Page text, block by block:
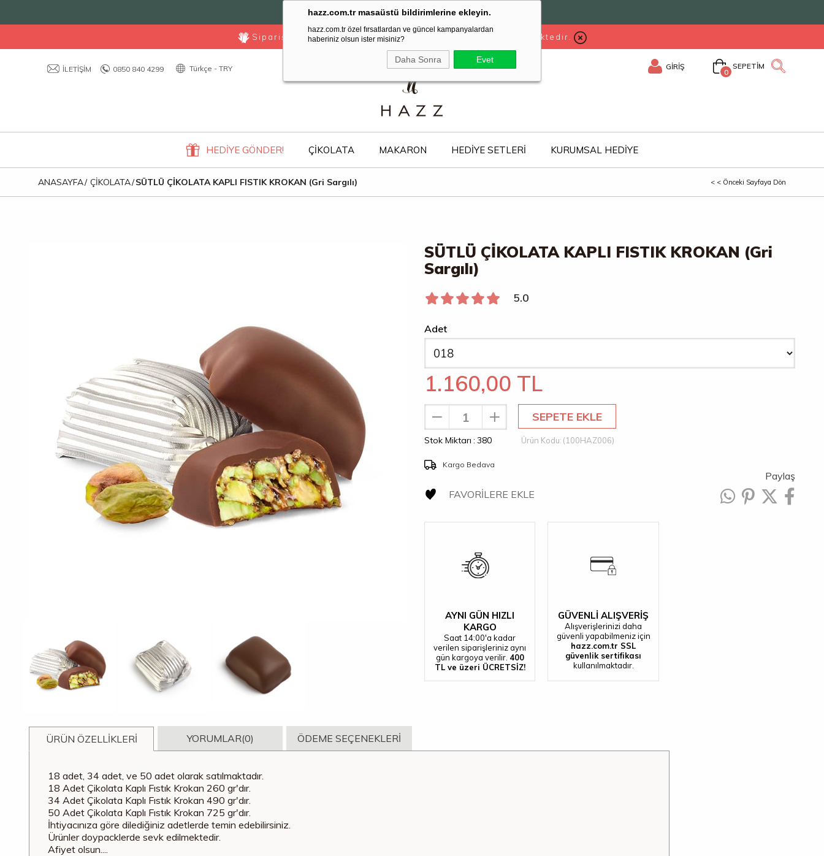
hazz.com.tr masaüstü bildirimlerine ekleyin.
hazz.com.tr özel fırsatlardan ve güncel kampanyalardan
haberiniz olsun ister misiniz?
Daha Sonra Evet
1000 TL ve Üzeri Siparişlerinizde KargoÜCRETSİZ!
Siparişleriniz Hijyen Kurallarına Uygun Şekilde Paketlenmektedir.
İLETİŞİM 0850 840 4299 GİRİŞ
Türkçe - TRY SEPETIM
0
HEDİYE GÖNDER! ÇİKOLATA MAKARON HEDİYE SETLERİ KURUMSAL HEDİYE
ANASAYFA ÇİKOLATA SÜTLÜ ÇİKOLATA KAPLI FISTIK KROKAN (Gri Sargılı) < < Önceki Sayfaya Dön
SÜTLÜ ÇİKOLATA KAPLI FISTIK KROKAN (Gri
Sargılı)
5.0
Adet
1.160,00 TL
Stok Miktarı : 380 (100HAZ006)
Kargo Bedava
FAVORILERE EKLE
Paylaş
AYNI GÜN HIZLI
KARGO
Saat 14:00'a kadar
verilen siparişleriniz aynı
gün kargoya verilir. 400
TL ve üzeri ÜCRETSİZ!
GÜVENLİ ALIŞVERİŞ
Alışverişlerinizi daha
güvenli yapabilmeniz için
hazz.com.tr SSL
güvenlik sertifikası
kullanılmaktadır.
ÜRÜN ÖZELLIKLERI YORUMLAR(0) ÖDEME SEÇENEKLERI
18 adet, 34 adet, ve 50 adet olarak satılmaktadır.
18 Adet Çikolata Kaplı Fıstık Krokan 260 gr'dır.
34 Adet Çikolata Kaplı Fıstık Krokan 490 gr'dır.
50 Adet Çikolata Kaplı Fıstık Krokan 725 gr'dır.
İhtiyacınıza göre dilediğiniz adetlerde temin edebilirsiniz.
Ürünler doypacklerde sevk edilmektedir.
Afiyet olsun....